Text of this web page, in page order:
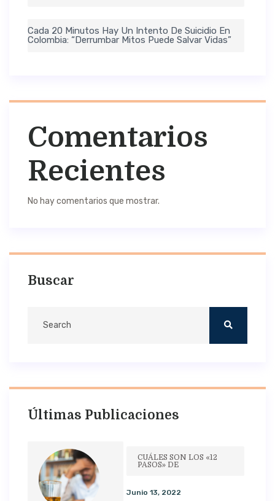
Cada 20 Minutos Hay Un Intento De Suicidio En
Colombia: “Derrumbar Mitos Puede Salvar Vidas”
Comentarios
Recientes
No hay comentarios que mostrar.
Buscar
Últimas Publicaciones
CUÁLES SON LOS «12
PASOS» DE
Junio 13, 2022